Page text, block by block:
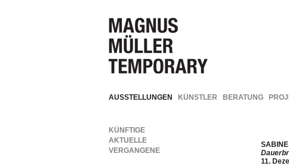
AUSSTELLUNGEN KÜNSTLER BERATUNG
KÜNFTIGE
AKTUELLE
VERGANGENE
SABINE
11.